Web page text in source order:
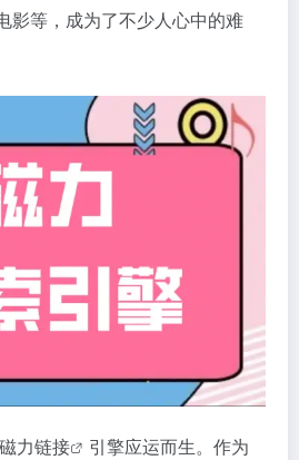
影等，成为了不少人心中的难
磁力链接
引擎应运而生。作为